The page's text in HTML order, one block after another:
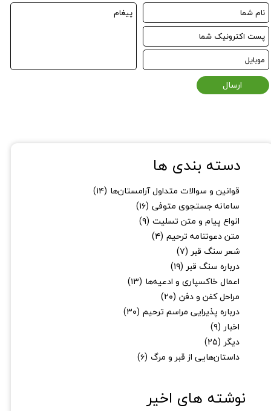
★
ارسال
نوشته های اخیر
دسته بندی ها
قوانین و سوالات متداول آرامستان‌ها (۱۴)
سامانه جستجوی متوفی (۱۶)
انواع پیام و متن تسلیت (۹)
متن دعوتنامه ترحیم (۴)
شعر سنگ قبر (۷)
درباره سنگ قبر (۱۹)
اعمال خاکسپاری و ادعیه‌ها (۱۳)
مراحل کفن و دفن (۲۰)
درباره پذیرایی مراسم ترحیم (۳۰)
اخبار (۹)
دیگر (۲۵)
داستان‌هایی از قبر و مرگ (۶)